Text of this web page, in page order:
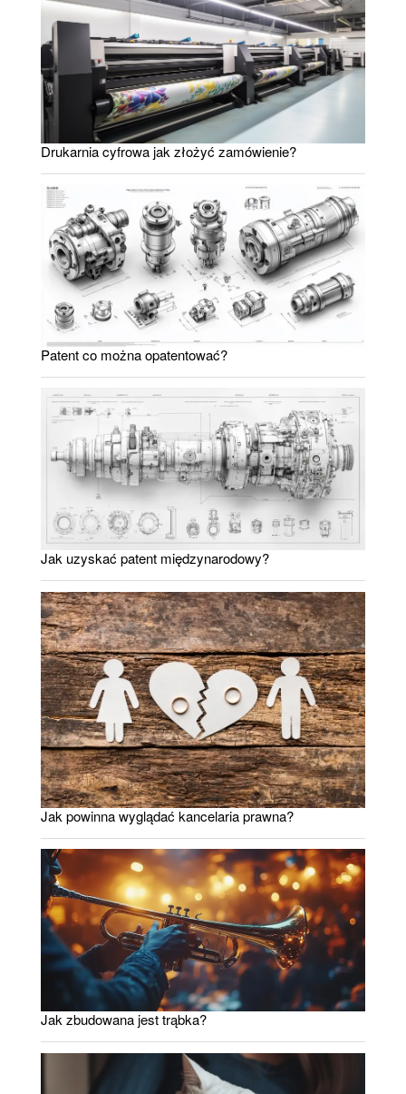
Drukarnia cyfrowa jak złożyć zamówienie?
Patent co można opatentować?
Jak uzyskać patent międzynarodowy?
Jak powinna wyglądać kancelaria prawna?
Jak zbudowana jest trąbka?